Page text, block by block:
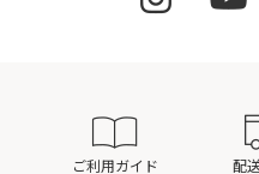
ご利用ガイド 配